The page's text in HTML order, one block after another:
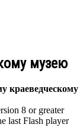
музею
краеведческому
8 or greater
last Flash player